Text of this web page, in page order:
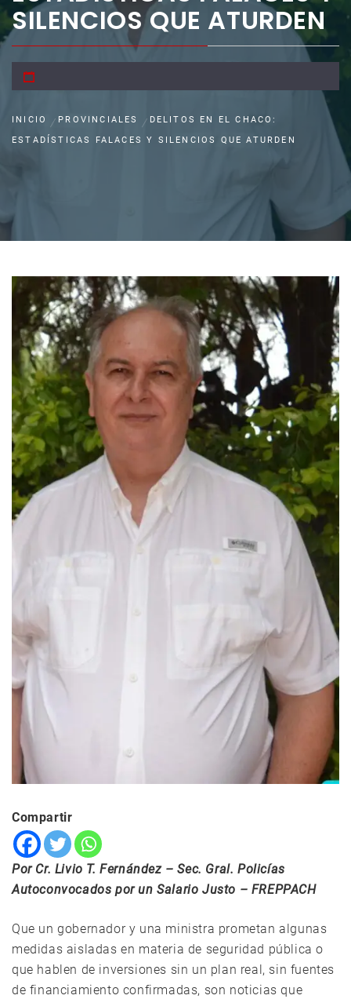
SILENCIOS QUE ATURDEN
INICIO PROVINCIALES
DELITOS EN EL CHACO:
ESTADÍSTICAS FALACES Y SILENCIOS QUE ATURDEN
Compartir
Por Cr. Livio T. Fernández – Sec. Gral. Policías
Autoconvocados por un Salario Justo – FREPPACH
Que un gobernador y una ministra prometan algunas
medidas aisladas en materia de seguridad pública o
que hablen de inversiones sin un plan real, sin fuentes
de financiamiento confirmadas, son noticias que